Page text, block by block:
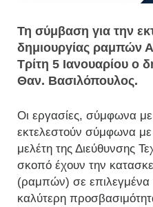
Τη σύμβαση για την
δημιουργίας ραμπών
Τρίτη 5 Ιανουαρίου ο
Θαν. Βασιλόπουλος.
Οι εργασίες, σύμφωνα
εκτελεστούν σύμφωνα με
μελέτη της Διεύθυνσης
σκοπό έχουν την
(ραμπών) σε επιλεγμένα
καλύτερη